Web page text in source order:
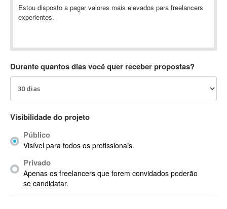
AC Drives
AC3
ACID Pro
ACPI
ACT
Actian
Actimize
ActionScript
ActionScript 3
Estou disposto a pagar valores mais elevados para freelancers
experientes.
Durante quantos dias você quer receber propostas?
Visibilidade do projeto
Público
Visível para todos os profissionais.
Privado
Apenas os freelancers que forem convidados poderão
se candidatar.